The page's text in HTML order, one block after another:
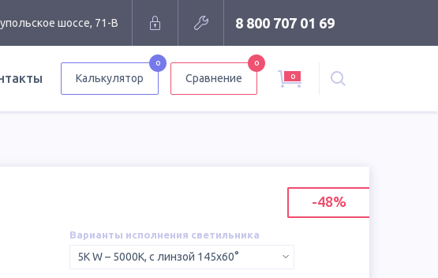
шоссе, 71-В 8 800 707 01 69
Калькулятор
0
Сравнение
0
0
-48%
Варианты исполнения светильника
5K W – 5000K, с линзой 145x60°